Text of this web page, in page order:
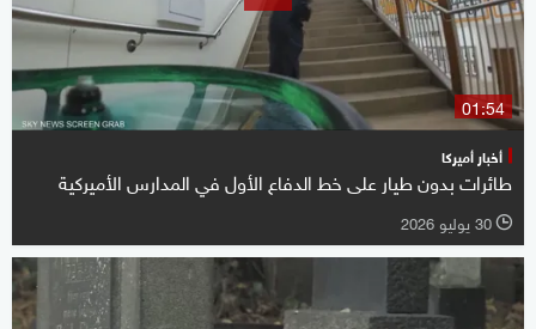
01:54
أخبار أميركا
طائرات بدون طيار على خط الدفاع الأول في المدارس الأميركية
l 30 يوليو 2026